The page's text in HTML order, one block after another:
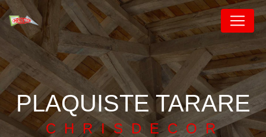
PLAQUISTE TARARE
CHRISDECOR
Panneau de gestion des cookies